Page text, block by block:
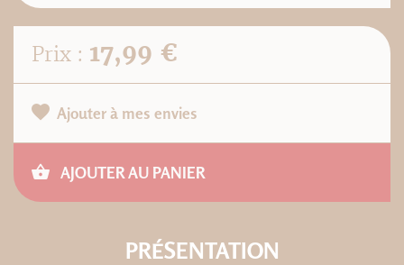
Prix : 17,99 €
Ajouter à mes envies
AJOUTER AU PANIER
PRÉSENTATION